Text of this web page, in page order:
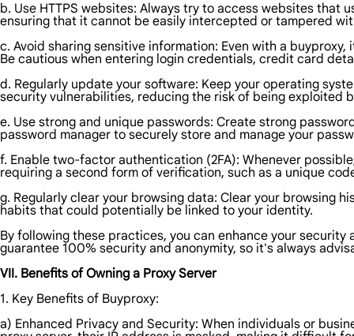
b. Use HTTPS websites: Always try to access websites that
ensuring that it cannot be easily intercepted or tampered
c. Avoid sharing sensitive information: Even with a
Be cautious when entering login credentials, credit card
d. Regularly update your software: Keep your operating
security vulnerabilities, reducing the risk of being exploited
e. Use strong and unique passwords: Create strong
password manager to securely store and manage your
f. Enable two-factor authentication (2FA): Whenever
requiring a second form of verification, such as a unique
g. Regularly clear your browsing data: Clear your browsing
habits that could potentially be linked to your identity.
By following these practices, you can enhance your
guarantee 100% security and anonymity, so it's always
VII. Benefits of Owning a Proxy Server
1. Key Benefits of Buyproxy:
a) Enhanced Privacy and Security: When individuals or